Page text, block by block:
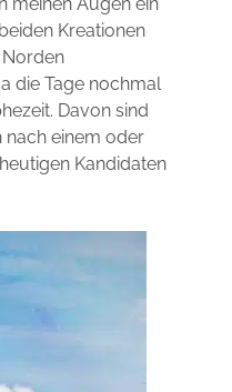
Kreationen
die Tage nochmal
Davon sind
nach einem oder
Kandidaten